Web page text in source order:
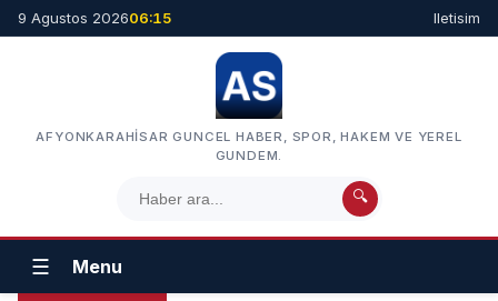
9 Agustos 202606:15 Iletisim
AFYONKARAHISAR GUNCEL HABER, SPOR, HAKEM VE YEREL
GUNDEM.
🔍
☰ Menu